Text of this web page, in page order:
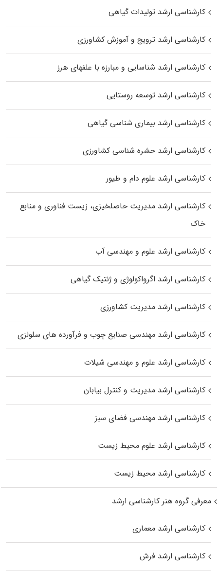
کارشناسی ارشد تولیدات گیاهی
کارشناسی ارشد ترویج و آموزش کشاورزی
کارشناسی ارشد شناسایی و مبارزه با علفهای هرز
کارشناسی ارشد توسعه روستایی
کارشناسی ارشد بیماری‌ شناسی گیاهی
کارشناسی ارشد حشره‌ شناسی کشاورزی
کارشناسی ارشد علوم دام و طیور
کارشناسی ارشد مدیریت حاصلخیزی، زیست فناوری و منابع
خاک
کارشناسی ارشد علوم و مهندسی آب
کارشناسی ارشد اگرواکولوژی و ژنتیک گیاهی
کارشناسی ارشد مدیریت کشاورزی
کارشناسی ارشد مهندسی صنایع چوب و فرآورده‌ های سلولزی
کارشناسی ارشد علوم و مهندسی شیلات
کارشناسی ارشد مدیریت و کنترل بیابان
کارشناسی ارشد مهندسی فضای سبز
کارشناسی ارشد علوم محیط‌ زیست
کارشناسی ارشد محیط زیست
معرفی گروه هنر کارشناسی ارشد
کارشناسی ارشد معماری
کارشناسی ارشد فرش